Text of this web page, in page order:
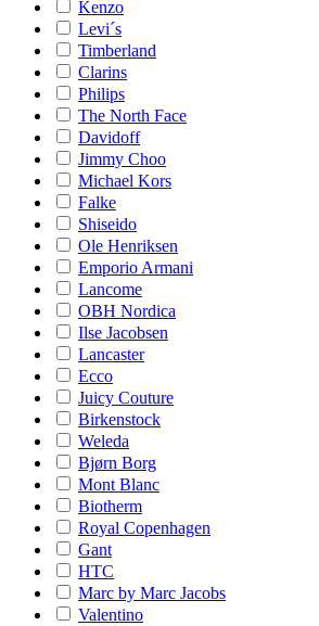
Kenzo
Levi´s
Timberland
Clarins
Philips
The North Face
Davidoff
Jimmy Choo
Michael Kors
Falke
Shiseido
Ole Henriksen
Emporio Armani
Lancome
OBH Nordica
Ilse Jacobsen
Lancaster
Ecco
Juicy Couture
Birkenstock
Weleda
Bjørn Borg
Mont Blanc
Biotherm
Royal Copenhagen
Gant
HTC
Marc by Marc Jacobs
Valentino